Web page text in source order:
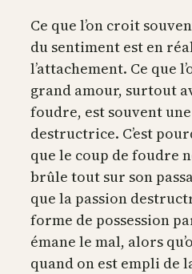
Ce que l’on croit
du sentiment est en
l’attachement. Ce que
grand amour, surtout
foudre, est souvent
destructrice. C’est
que le coup de foudre
brûle tout sur son
que la passion
forme de possession
émane le mal, alors
quand on est empli de